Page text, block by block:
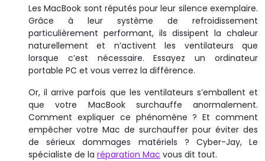
Les MacBook sont réputés pour leur silence exemplaire.
Grâce à leur système de refroidissement
particulièrement performant, ils dissipent la chaleur
naturellement et n’activent les ventilateurs que
lorsque c’est nécessaire. Essayez un ordinateur
portable PC et vous verrez la différence.
Or, il arrive parfois que les ventilateurs s’emballent et
que votre MacBook surchauffe anormalement.
Comment expliquer ce phénomène ? Et comment
empêcher votre Mac de surchauffer pour éviter des
de sérieux dommages matériels ? Cyber-Jay, Le
spécialiste de la réparation Mac vous dit tout.